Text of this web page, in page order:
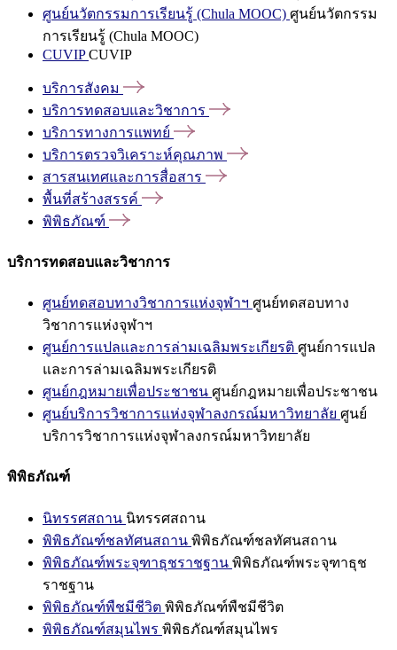
ศูนย์นวัตกรรมการเรียนรู้ (Chula MOOC) ศูนย์นวัตกรรม
การเรียนรู้ (Chula MOOC)
CUVIPCUVIP
บริการสังคม
บริการทดสอบและวิชาการ
บริการทางการแพทย์
บริการตรวจวิเคราะห์คุณภาพ
สารสนเทศและการสื่อสาร
พื้นที่สร้างสรรค์
พิพิธภัณฑ์
บริการทดสอบและวิชาการ
ศูนย์ทดสอบทางวิชาการแห่งจุฬาฯ ศูนย์ทดสอบทาง
วิชาการแห่งจุฬาฯ
ศูนย์การแปลและการล่ามเฉลิมพระเกียรติ ศูนย์การแปล
และการล่ามเฉลิมพระเกียรติ
ศูนย์กฎหมายเพื่อประชาชน ศูนย์กฎหมายเพื่อประชาชน
ศูนย์บริการวิชาการแห่งจุฬาลงกรณ์มหาวิทยาลัย ศูนย์
บริการวิชาการแห่งจุฬาลงกรณ์มหาวิทยาลัย
พิพิธภัณฑ์
นิทรรศสถาน นิทรรศสถาน
พิพิธภัณฑ์ชลทัศนสถาน พิพิธภัณฑ์ชลทัศนสถาน
พิพิธภัณฑ์พระจุฑาธุชราชฐาน พิพิธภัณฑ์พระจุฑาธุช
ราชฐาน
พิพิธภัณฑ์พืชมีชีวิต พิพิธภัณฑ์พืชมีชีวิต
พิพิธภัณฑ์สมุนไพร พิพิธภัณฑ์สมุนไพร